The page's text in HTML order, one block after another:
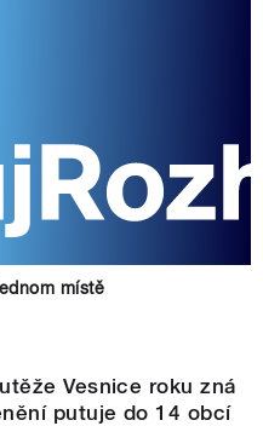
místě
Vesnice roku zná
putuje do 14 obcí